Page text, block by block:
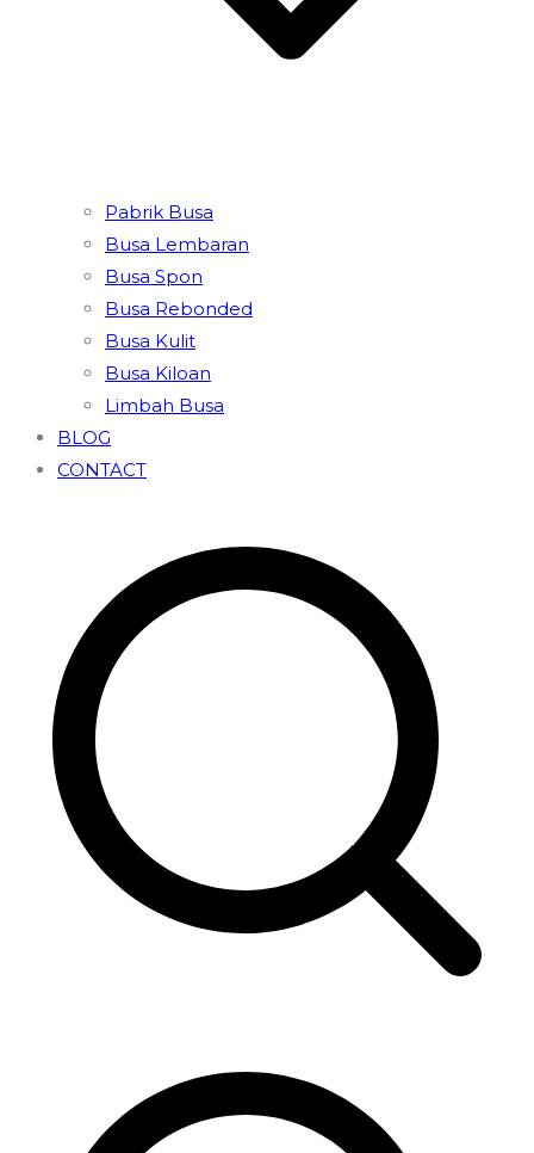
Pabrik Busa
Busa Lembaran
Busa Spon
Busa Rebonded
Busa Kulit
Busa Kiloan
Limbah Busa
BLOG
CONTACT